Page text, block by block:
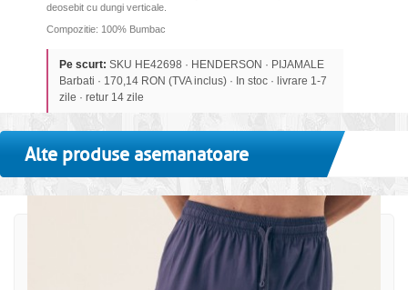
deosebit cu dungi verticale.
Compozitie: 100% Bumbac
Pe scurt: SKU HE42698 · HENDERSON · PIJAMALE
Barbati · 170,14 RON (TVA inclus) · In stoc · livrare 1-7
zile · retur 14 zile
Alte produse asemanatoare